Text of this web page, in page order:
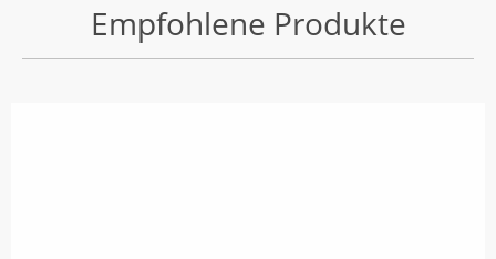
Empfohlene Produkte